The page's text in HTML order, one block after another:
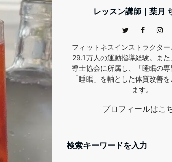
レッスン講師｜葉月
フィットネスインストラクタ
29.1万人の運動指導経験。ま
導士協会に所属し、「睡眠の
「睡眠」を軸とした体質改善
ます。
プロフィールはこ
検索キーワードを入力